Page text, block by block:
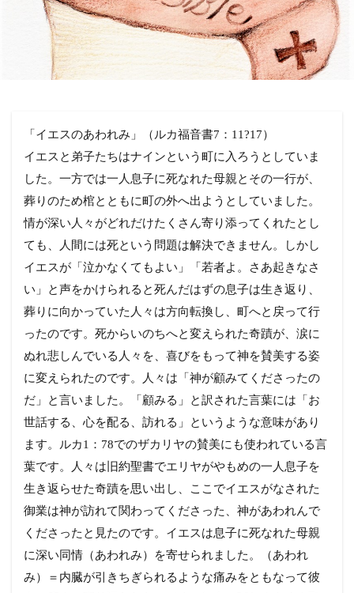
「イエスのあわれみ」（ルカ福音書7：11?17）
イエスと弟子たちはナインという町に入ろうとしていま
した。一方では一人息子に死なれた母親とその一行が、
葬りのため棺とともに町の外へ出ようとしていました。
情が深い人々がどれだけたくさん寄り添ってくれたとし
ても、人間には死という問題は解決できません。しかし
イエスが「泣かなくてもよい」「若者よ。さあ起きなさ
い」と声をかけられると死んだはずの息子は生き返り、
葬りに向かっていた人々は方向転換し、町へと戻って行
ったのです。死からいのちへと変えられた奇蹟が、涙に
ぬれ悲しんでいる人々を、喜びをもって神を賛美する姿
に変えられたのです。人々は「神が顧みてくださったの
だ」と言いました。「顧みる」と訳された言葉には「お
世話する、心を配る、訪れる」というような意味があり
ます。ルカ1：78でのザカリヤの賛美にも使われている言
葉です。人々は旧約聖書でエリヤがやもめの一人息子を
生き返らせた奇蹟を思い出し、ここでイエスがなされた
御業は神が訪れて関わってくださった、神があわれんで
くださったと見たのです。イエスは息子に死なれた母親
に深い同情（あわれみ）を寄せられました。（あわれ
み）＝内臓が引きちぎられるような痛みをともなって彼